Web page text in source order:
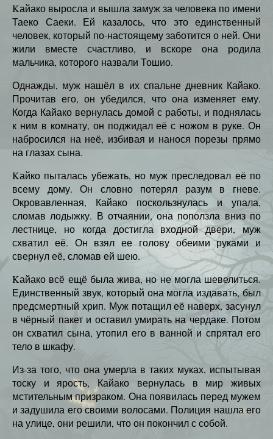
Kайако выросла и вышла замуж за человека по имени
Таеко Саеки. Ей казалось, что это единственный
человек, который по-настоящему заботится о ней. Они
жили вместе счастливо, и вскоре она родила
мальчика, которого назвали Тошио.
Однажды, муж нашёл в их спальне дневник Кайако.
Прочитав его, он убедился, что она изменяет ему.
Когда Кайако вернулась домой с работы, и поднялась
к ним в комнату, он поджидал её с ножом в руке. Он
набросился на неё, избивая и нанося порезы прямо
на глазах сына.
Kайко пыталась убежать, но муж преследовал её по
всему дому. Он словно потерял разум в гневе.
Окровавленная, Кайако поскользнулась и упала,
сломав лодыжку. В отчаянии, она поползла вниз по
лестнице, но когда достигла входной двери, муж
схватил её. Он взял ее голову обеими руками и
свернул её, сломав ей шею.
Kайако всё ещё была жива, но не могла шевелиться.
Единственный звук, который она могла издавать, был
предсмертный хрип. Муж потащил её наверх, засунул
в чёрный пакет и оставил умирать на чердаке. Потом
он схватил сына, утопил его в ванной и спрятал его
тело в шкафу.
Из-за того, что она умерла в таких муках, испытывая
тоску и ярость, Кайако вернулась в мир живых
мстительным призраком. Она появилась перед мужем
и задушила его своими волосами. Полиция нашла его
на улице, они решили, что он покончил с собой.